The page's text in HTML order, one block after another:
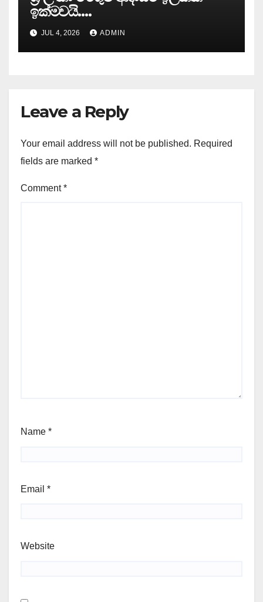
ඉක්මවයි….
JUL 4, 2026 ADMIN
Leave a Reply
Your email address will not be published. Required
fields are marked *
Comment*
Name *
Email *
Website